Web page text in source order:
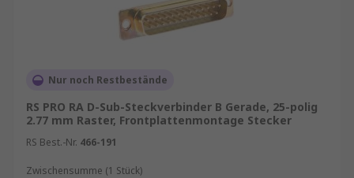
Nur noch Restbestände
RS PRO RA D-Sub-Steckverbinder B Gerade, 25-polig
2.77 mm Raster, Frontplattenmontage Stecker
RS Best.-Nr. 466-191
Zwischensumme (1 Stück)